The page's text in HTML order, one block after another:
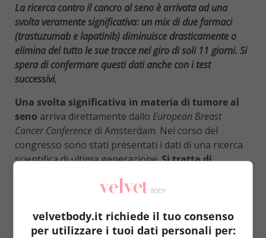
La ricerca contro il cancro al seno è arrivata ad una
svolta veramente significativa: un mix di due farmaci
(trastuzumab e lapatinib) diminuisce drasticamente o
elimina del tutto le sue tracce nel giro di soli 11 giorni. Si
spera di confermare questi dati anche con i test
successivi.
Una svolta significativa in materia di tumore al
seno arriva direttamente dallo European Breast
Cancer Conference di Amsterdam. Nel corso del
congresso sono stati presentati i dati di una ricerca
scientifica di ultima generazione.Si tratta di
trastuzumab e e il lapatinib(entrambi già utilizzati
il cancro al seno). 66 donne malate di tumore hanno
assunto questa speciale miscela ei risultati
velvetbody.it richiede il tuo consenso
per utilizzare i tuoi dati personali per: